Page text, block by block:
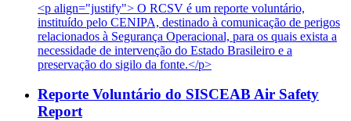
<p align="justify"> O RCSV é um reporte voluntário,
instituído pelo CENIPA, destinado à comunicação de perigos
relacionados à Segurança Operacional, para os quais exista a
necessidade de intervenção do Estado Brasileiro e a
preservação do sigilo da fonte.</p>
Reporte Voluntário do SISCEAB Air Safety
Report